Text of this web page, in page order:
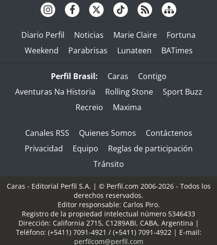
Diario Perfil Noticias Marie Claire
Fortuna
Weekend
Parabrisas Lunateen BATimes
Perfil Brasil: Caras
Contigo
Aventuras Na Historia
Rolling Stone
Sport Buzz
Recreio
Maxima
Canales RSS Quienes Somos
Contáctenos
Privacidad
Equipo
Reglas de participación
Tránsito
Caras - Editorial Perfil S.A. | © Perfil.com 2006-2026 - Todos los
derechos reservados.
Editor responsable: Carlos Piro.
Registro de la propiedad intelectual número 5346433
Dirección: California 2715, C1289ABI, CABA, Argentina |
Teléfono: (+5411) 7091-4921 / (+5411) 7091-4922 | E-mail:
perfilcom@perfil.com